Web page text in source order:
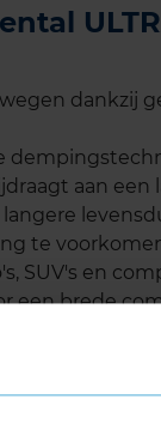
dankzij
aan een
te
SUV's en
een brede